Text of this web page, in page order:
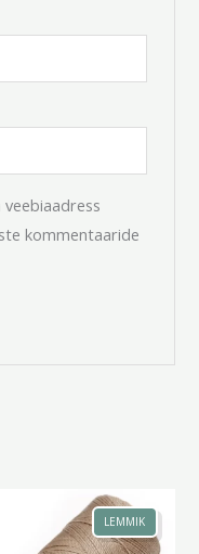
kommentaaride
LEMMIK
Hinnavahemik:
3.00 €
kuni